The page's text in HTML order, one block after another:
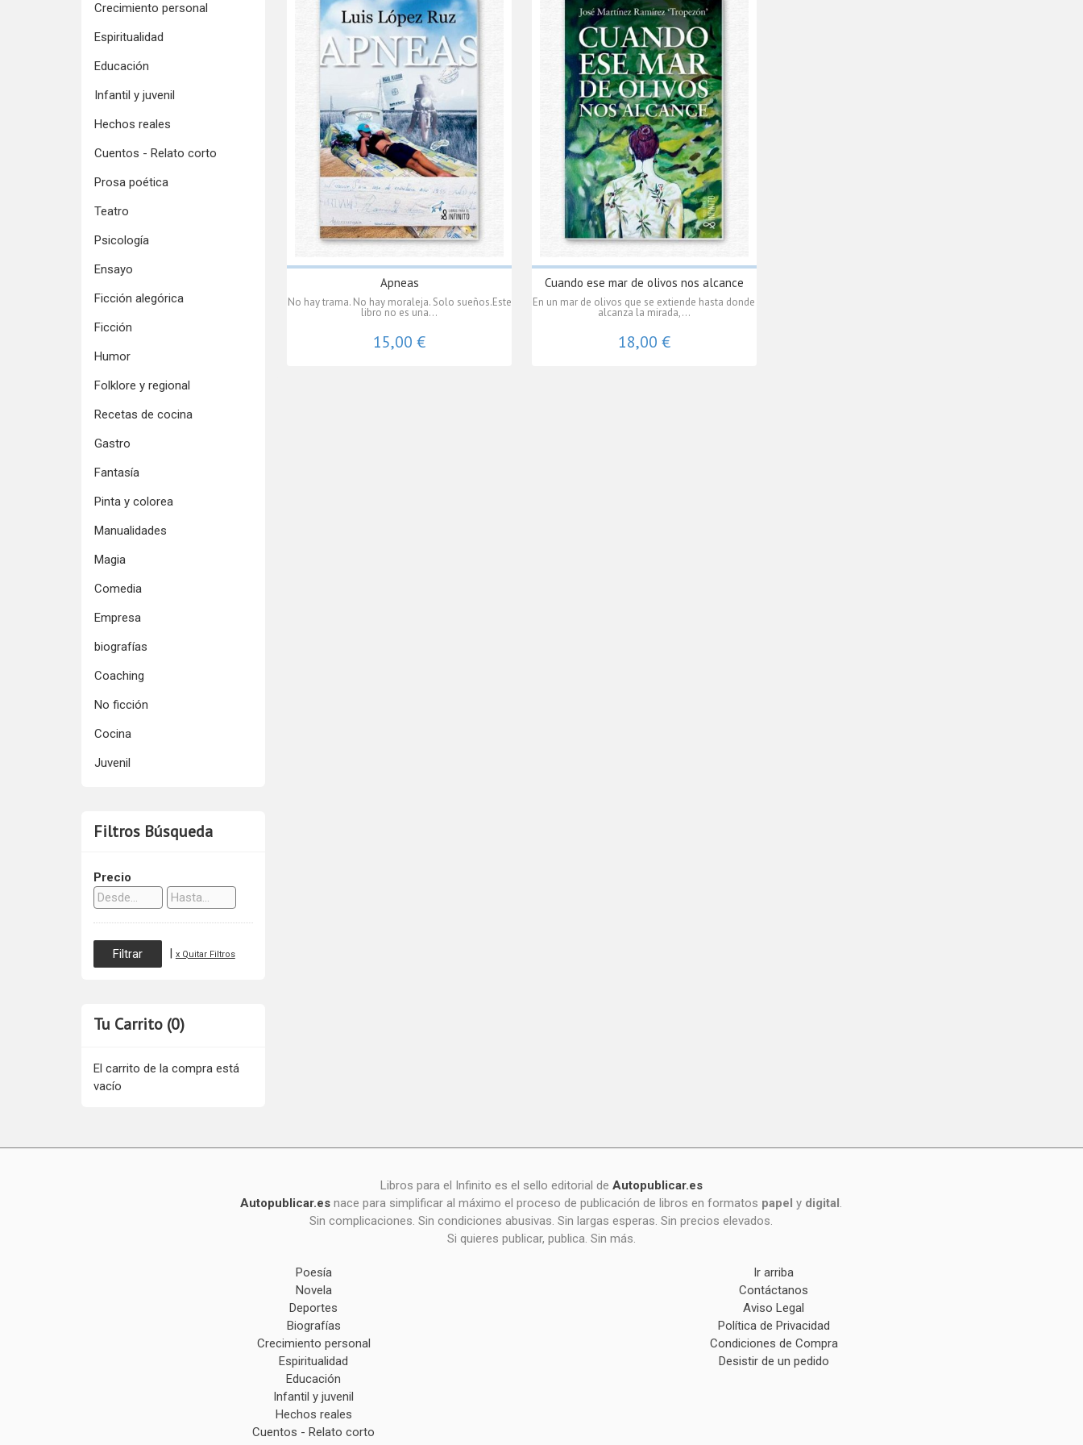
Crecimiento personal
Espiritualidad
Educación
Infantil y juvenil
Hechos reales
Cuentos - Relato corto
Prosa poética
Teatro
Psicología
Ensayo
Ficción alegórica
Ficción
Humor
Folklore y regional
Recetas de cocina
Gastro
Fantasía
Pinta y colorea
Manualidades
Magia
Comedia
Empresa
biografías
Coaching
No ficción
Cocina
Juvenil
Filtros Búsqueda
Precio
| x Quitar Filtros
Tu Carrito (0)
El carrito de la compra está
vacío
Apneas
No hay trama. No hay moraleja. Solo sueños.Este
libro no es una...
15,00 €
Cuando ese mar de olivos nos alcance
En un mar de olivos que se extiende hasta donde
alcanza la mirada,...
18,00 €
Libros para el Infinito es el sello editorial de Autopublicar.es
Autopublicar.es nace para simplificar al máximo el proceso de publicación de libros en formatos papely digital.
Sin complicaciones. Sin condiciones abusivas. Sin largas esperas. Sin precios elevados.
Si quieres publicar, publica. Sin más.
Poesía
Novela
Deportes
Biografías
Crecimiento personal
Espiritualidad
Educación
Infantil y juvenil
Hechos reales
Cuentos - Relato corto
Ir arriba
Contáctanos
Aviso Legal
Política de Privacidad
Condiciones de Compra
Desistir de un pedido